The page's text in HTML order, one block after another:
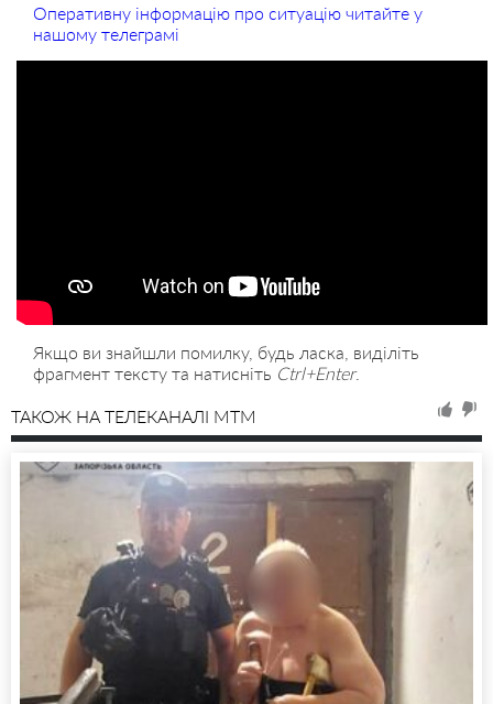
Оперативну інформацію про ситуацію читайте у
нашому телеграмі
Якщо ви знайшли помилку, будь ласка, виділіть
фрагмент тексту та натисніть Ctrl+Enter.
ТАКОЖ НА ТЕЛЕКАНАЛІ MTM